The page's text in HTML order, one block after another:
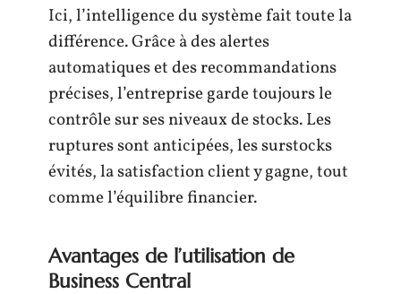
Ici, l’intelligence du système fait toute la
différence. Grâce à des alertes
automatiques et des recommandations
précises, l’entreprise garde toujours le
contrôle sur ses niveaux de stocks. Les
ruptures sont anticipées, les surstocks
évités, la satisfaction client y gagne, tout
comme l’équilibre financier.
Avantages de l’utilisation de
Business Central